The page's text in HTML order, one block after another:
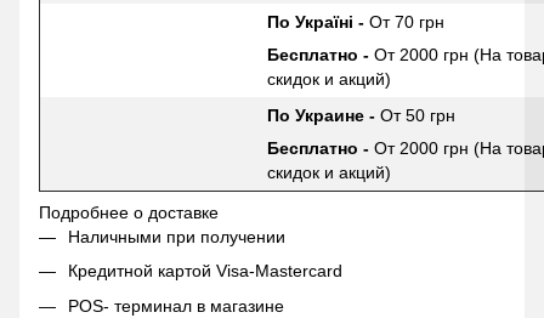
По Україні - От 70 грн
Бесплатно - От 2000 грн (На
скидок и акций)
По Украине - От 50 грн
Бесплатно - От 2000 грн (На
скидок и акций)
Подробнее о доставке
Наличными при получении
Кредитной картой Visa-Mastercard
POS- терминал в магазине